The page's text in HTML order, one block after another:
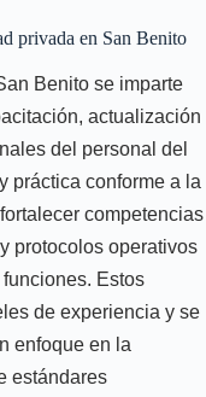
privada en San Benito
Benito se imparte
actualización
del personal del
práctica conforme a la
competencias
protocolos operativos
Estos
de experiencia y se
enfoque en la
estándares